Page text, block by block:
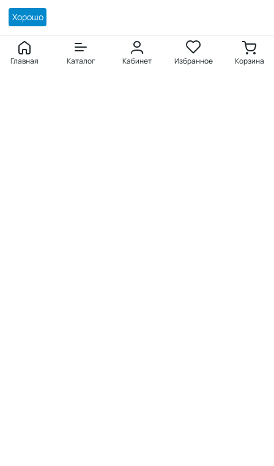
Главная Каталог Кабинет Избранное Корзина
Покупателю
Войти
Хорошо